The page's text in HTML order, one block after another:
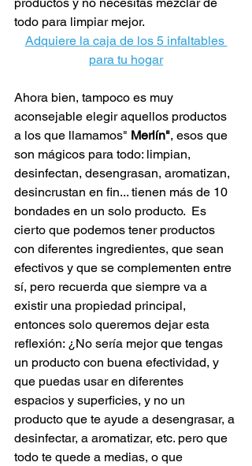
todo para limpiar mejor.
Adquiere la caja de los 5 infaltables
para tu hogar
Ahora bien, tampoco es muy
aconsejable elegir aquellos productos
a los que llamamos" Merlín", esos que
son mágicos para todo: limpian,
desinfectan, desengrasan, aromatizan,
desincrustan en fin... tienen más de 10
bondades en un solo producto.  Es
cierto que podemos tener productos
con diferentes ingredientes, que sean
efectivos y que se complementen entre
sí, pero recuerda que siempre va a
existir una propiedad principal,
entonces solo queremos dejar esta
reflexión: ¿No sería mejor que tengas
un producto con buena efectividad, y
que puedas usar en diferentes
espacios y superficies, y no un
producto que te ayude a desengrasar, a
desinfectar, a aromatizar, etc. pero que
todo te quede a medias, o que